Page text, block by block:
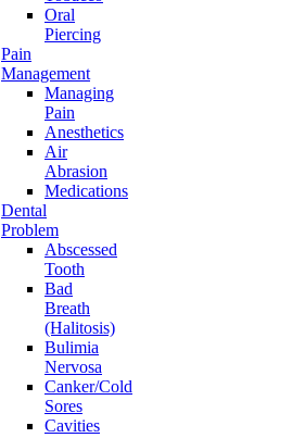
Oral
Piercing
Pain
Management
Managing
Pain
Anesthetics
Air
Abrasion
Medications
Dental
Problem
Abscessed
Tooth
Bad
Breath
(Halitosis)
Bulimia
Nervosa
Canker/Cold
Sores
Cavities